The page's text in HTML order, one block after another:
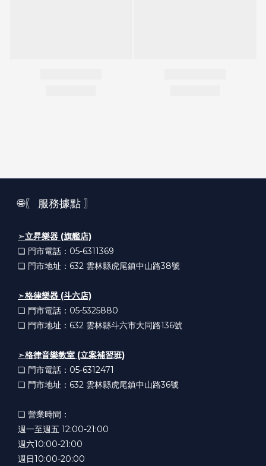
🌐〖 服務據點 〗
➣立昇樂器 (旗艦店)
❏ 門市電話：05-6311369
❏ 門市地址：632 雲林縣虎尾鎮中山路38號
➣格律樂器 (斗六店)
❏ 門市電話：05-5325880
❏ 門市地址：632 雲林縣斗六市大同路136號
➣格律音樂教室 (立案補習班)
❏ 門市電話：05-6312471
❏ 門市地址：632 雲林縣虎尾鎮中山路36號
❏ 營業時間：
週一至週五 12:00-21:00
週六10:00-21:00
週日10:00-20:00